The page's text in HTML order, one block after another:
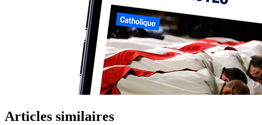
Articles similaires